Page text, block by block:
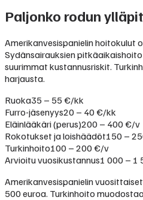
Paljonko rodun
Amerikanvesispanielin hoitokulut
Sydänsairauksien
suurimmat kustannusriskit.
harjausta.
Ruoka35 – 55 €/kk
Furro-jäsenyys20 – 40 €/kk
Eläinlääkäri (perus)200 – 400 €/v
Rokotukset ja loishäädöt150 –
Turkinhoito100 – 200 €/v
Arvioitu vuosikustannus1 000 – 1
Amerikanvesispanielin
500 euroa. Turkinhoito